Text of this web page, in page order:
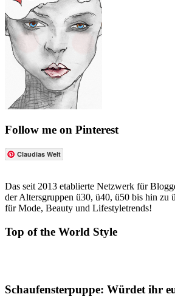
Follow me on Pinterest
Claudias Welt
Das seit 2013 etablierte Netzwerk für
der Altersgruppen ü30, ü40, ü50 bis hin zu
für Mode, Beauty und Lifestyletrends!
Top of the World Style
Schaufensterpuppe: Würdet ihr